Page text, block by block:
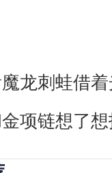
龙刺蛙借
项链想了